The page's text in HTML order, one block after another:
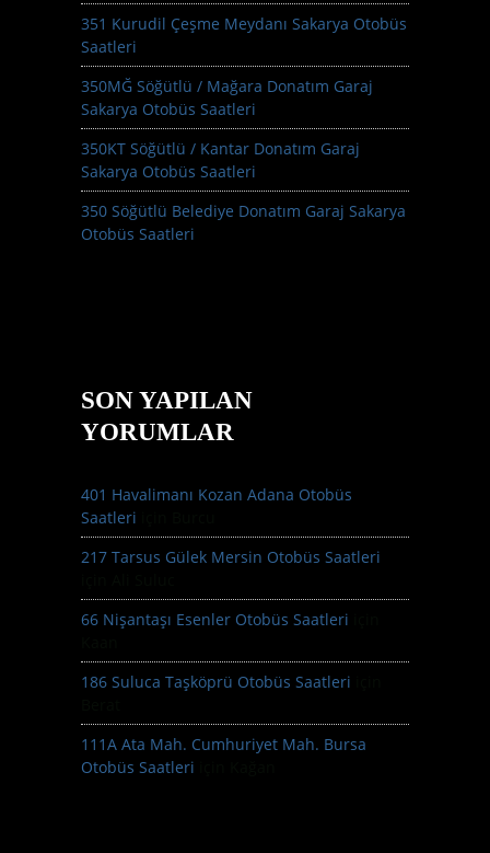
351 Kurudil Çeşme Meydanı Sakarya Otobüs
Saatleri
350MĞ Söğütlü / Mağara Donatım Garaj
Sakarya Otobüs Saatleri
350KT Söğütlü / Kantar Donatım Garaj
Sakarya Otobüs Saatleri
350 Söğütlü Belediye Donatım Garaj Sakarya
Otobüs Saatleri
SON YAPILAN
YORUMLAR
401 Havalimanı Kozan Adana Otobüs
Saatleri
217 Tarsus Gülek Mersin Otobüs Saatleri
66 Nişantaşı Esenler Otobüs Saatleri
186 Suluca Taşköprü Otobüs Saatleri
111A Ata Mah. Cumhuriyet Mah. Bursa
Otobüs Saatleri